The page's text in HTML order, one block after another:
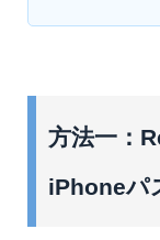
方法一：
iPhoneパ